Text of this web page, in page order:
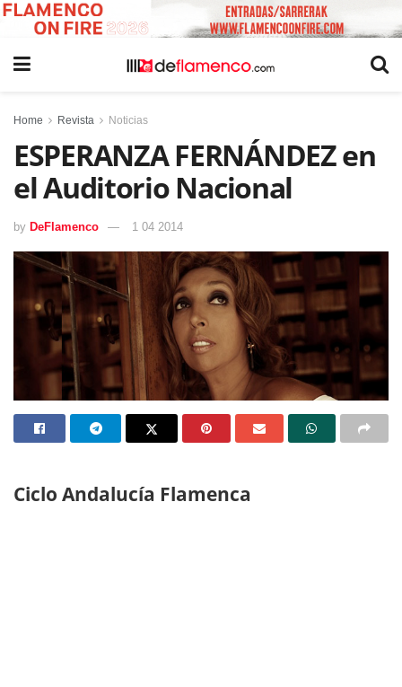
Home Revista Noticias
ESPERANZA FERNÁNDEZ en
el Auditorio Nacional
by DeFlamenco 1 04 2014
Ciclo Andalucía Flamenca